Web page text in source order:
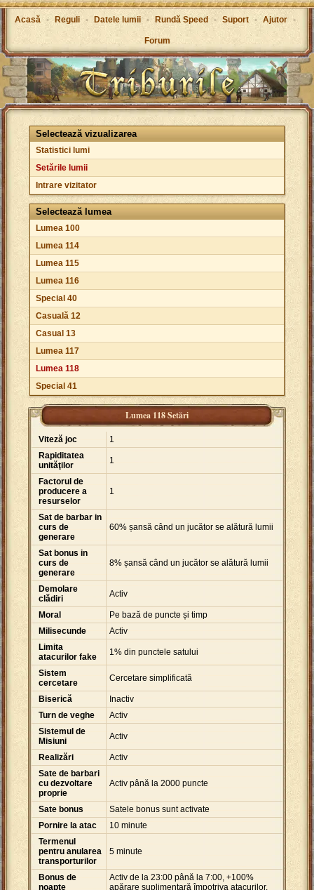
Acasă - Reguli - Datele lumii - Rundă Speed - Suport - Ajutor -
Forum
Selectează vizualizarea
Statistici lumi
Setările lumii
Intrare vizitator
Selectează lumea
Lumea 100
Lumea 114
Lumea 115
Lumea 116
Special 40
Casuală 12
Casual 13
Lumea 117
Lumea 118
Special 41
Lumea 118 Setări
Viteză joc
1
Rapiditatea
unităţilor
1
Factorul de
producere a
resurselor
1
Sat de barbar in
curs de
generare
60% șansă când un jucător se alătură lumii
Sat bonus in
curs de
generare
8% șansă când un jucător se alătură lumii
Demolare
clădiri
Activ
Moral
Pe bază de puncte și timp
Milisecunde
Activ
Limita
atacurilor fake
1% din punctele satului
Sistem
cercetare
Cercetare simplificată
Biserică
Inactiv
Turn de veghe
Activ
Sistemul de
Misiuni
Activ
Realizări
Activ
Sate de barbari
cu dezvoltare
proprie
Activ până la 2000 puncte
Sate bonus
Satele bonus sunt activate
Pornire la atac
10 minute
Termenul
pentru anularea
transporturilor
5 minute
Bonus de
noapte
Activ de la 23:00 până la 7:00, +100%
apărare suplimentară împotriva atacurilor.